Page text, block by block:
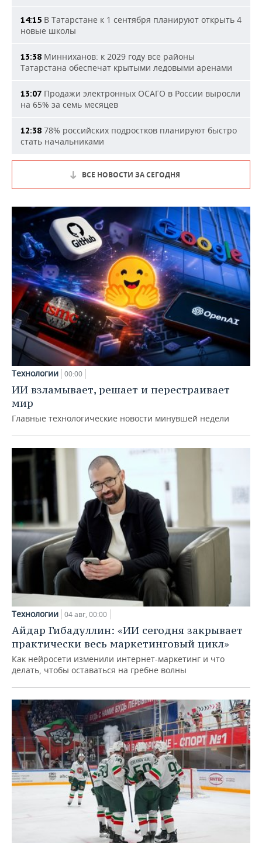
14:15 В Татарстане к 1 сентября планируют открыть 4
новые школы
13:38 Минниханов: к 2029 году все районы
Татарстана обеспечат крытыми ледовыми аренами
13:07 Продажи электронных ОСАГО в России выросли
на 65% за семь месяцев
12:38 78% российских подростков планируют быстро
стать начальниками
ВСЕ НОВОСТИ ЗА СЕГОДНЯ
Технологии 00:00
ИИ взламывает, решает и перестраивает
мир
Главные технологические новости минувшей недели
Технологии 04 авг, 00:00
Айдар Гибадуллин: «ИИ сегодня закрывает
практически весь маркетинговый цикл»
Как нейросети изменили интернет-маркетинг и что
делать, чтобы оставаться на гребне волны